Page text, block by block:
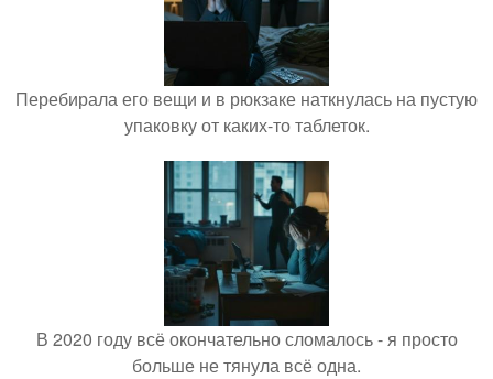
Перебирала его вещи и в рюкзаке наткнулась на пустую
упаковку от каких-то таблеток.
В 2020 году всё окончательно сломалось - я просто
больше не тянула всё одна.